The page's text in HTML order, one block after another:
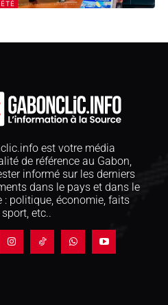
est votre média
de référence au Gabon,
informé sur les derniers
dans le pays et dans le
: politique, économie, faits
etc..